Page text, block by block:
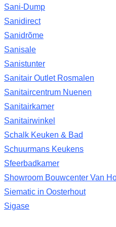
Sani-Dump
Sanidirect
Sanidrõme
Sanisale
Sanistunter
Sanitair Outlet Rosmalen
Sanitaircentrum Nuenen
Sanitairkamer
Sanitairwinkel
Schalk Keuken & Bad
Schuurmans Keukens
Sfeerbadkamer
Showroom Bouwcenter Van
Siematic in Oosterhout
Sigase